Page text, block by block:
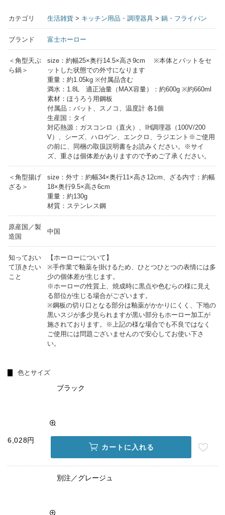
カテゴリ 生活雑貨 > キッチン用品・調理器具 > 鍋・フライパン
ブランド 富士ホーロー
＜角型天ぷ
ら鍋＞
size：約幅25×奥行14.5×高さ9cm ※本体とバットをセ
ットした状態での外寸になります
重量：約1.05kg ※付属品含む
満水：1.8L 適正油量（MAX容量）：約600g ※約660ml
素材：ほうろう用鋼板
付属品：バット、スノコ、温度計 各1個
生産国：タイ
対応熱源：ガスコンロ（直火）、IH調理器（100V/200
V）、シーズ、ハロゲン、エンクロ、ラジエント※ご使用
の前に、同梱の取扱説明書をお読みください。※サイ
ズ、重さは個体差がありますので予めご了承ください。
＜角型揚げ
ざる＞
size：外寸：約幅34×奥行11×高さ12cm、ざる内寸：約幅
18×奥行9.5×高さ6cm
重量：約130g
材質：ステンレス鋼
原産国／製
造国
中国
知っておい
て頂きたい
こと
【ホーローについて】
※手作業で釉薬を掛けるため、ひとつひとつの表情には多
少の個体差が生じます。
※ホーローの性質上、焼成時に黒点や色むらの様に見え
る部位が生じる場合がございます。
※鋼板の切り口となる部分は釉薬がかかりにくく、下地の
黒いスジが多少見られますが黒い部分もホーロー加工が
施されております。※上記の様な場合でも不良ではなく
ご使用には問題ございませんので安心してお使い下さ
い。
色とサイズ
ブラック
6,028円
カートに入れる
別注／グレージュ